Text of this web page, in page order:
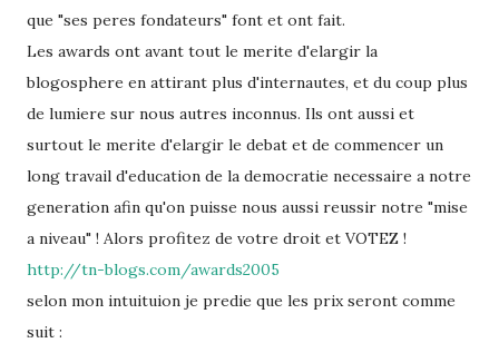
que "ses peres fondateurs" font et ont fait.
Les awards ont avant tout le merite d'elargir la
blogosphere en attirant plus d'internautes, et du coup plus
de lumiere sur nous autres inconnus. Ils ont aussi et
surtout le merite d'elargir le debat et de commencer un
long travail d'education de la democratie necessaire a notre
generation afin qu'on puisse nous aussi reussir notre "mise
a niveau" ! Alors profitez de votre droit et VOTEZ !
http://tn-blogs.com/awards2005
selon mon intuituion je predie que les prix seront comme
suit :